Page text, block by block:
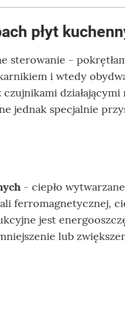
płyt
sterowanie -
i wtedy
czujnikami
jednak specjalnie
- ciepło
ferromagnetycznej,
jest
lub